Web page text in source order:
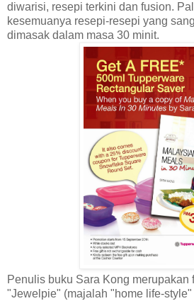
diwarisi, resepi terkini dan fusion.
kesemuanya resepi-resepi yang
dimasak dalam masa 30 minit.
Penulis buku Sara Kong merupakan
"Jewelpie" (majalah "home life-